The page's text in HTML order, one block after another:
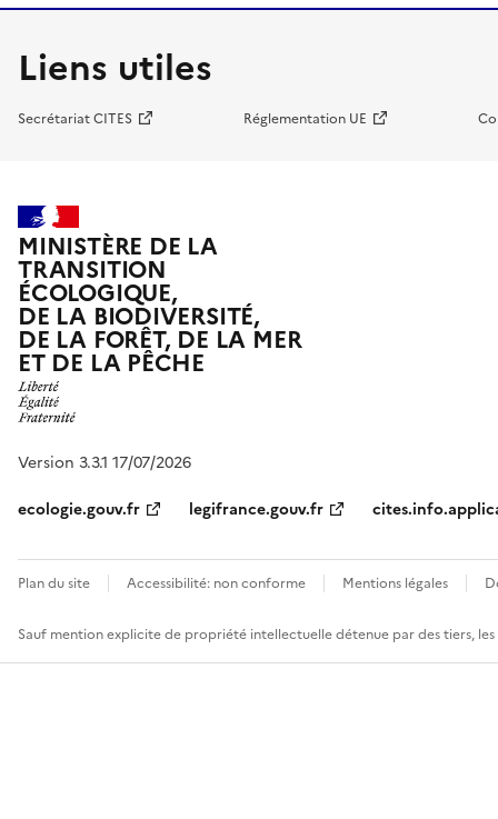
Liens utiles
Secrétariat CITES Réglementation UE
MINISTÈRE DE LA
TRANSITION
ÉCOLOGIQUE,
DE LA BIODIVERSITÉ,
DE LA FORÊT, DE LA MER
ET DE LA PÊCHE
Version 3.3.1 17/07/2026
ecologie.gouv.fr
legifrance.gouv.fr
Plan du site Accessibilité: non conforme Mentions légales
Sauf mention explicite de propriété intellectuelle détenue par des tiers,